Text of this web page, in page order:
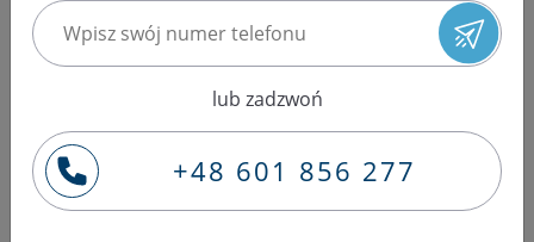
momentem obrotowym i komfortem jazdy na
dłuższych dystansach. To diesle stworzone z
myślą o płynnym rozwijaniu mocy i spokojnej,
pewnej pracy nawet przy większym obciążeniu.
Dobrze utrzymany egzemplarz potrafi połączyć
osiągi klasy wyższej z rozsądnym spalaniem,
dlatego nadal pozostaje atrakcyjną propozycją na
rynku aut używanych.
lub zadzwoń
+48 601 856 277